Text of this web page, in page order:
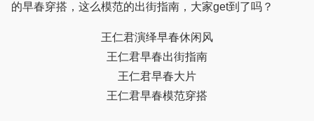
的早春穿搭，这么模范的出街指南，大家get到了吗？
王仁君演绎早春休闲风
王仁君早春出街指南
王仁君早春大片
王仁君早春模范穿搭